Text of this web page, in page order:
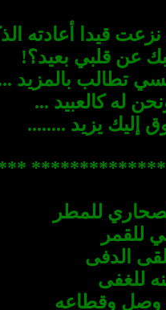
قيدا أعادته
عن قلبي بعيد؟!
تطالب بالمزيد
له كالعبيد ...
إليك يزيد ........
للمطر
للقمر
الدفى
للغفى
وصل وقطاعه